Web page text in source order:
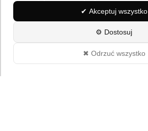
About
Polityka Prywatności
✔ Akceptuj wszystko
⚙ Dostosuj
✖ Odrzuć wszystko